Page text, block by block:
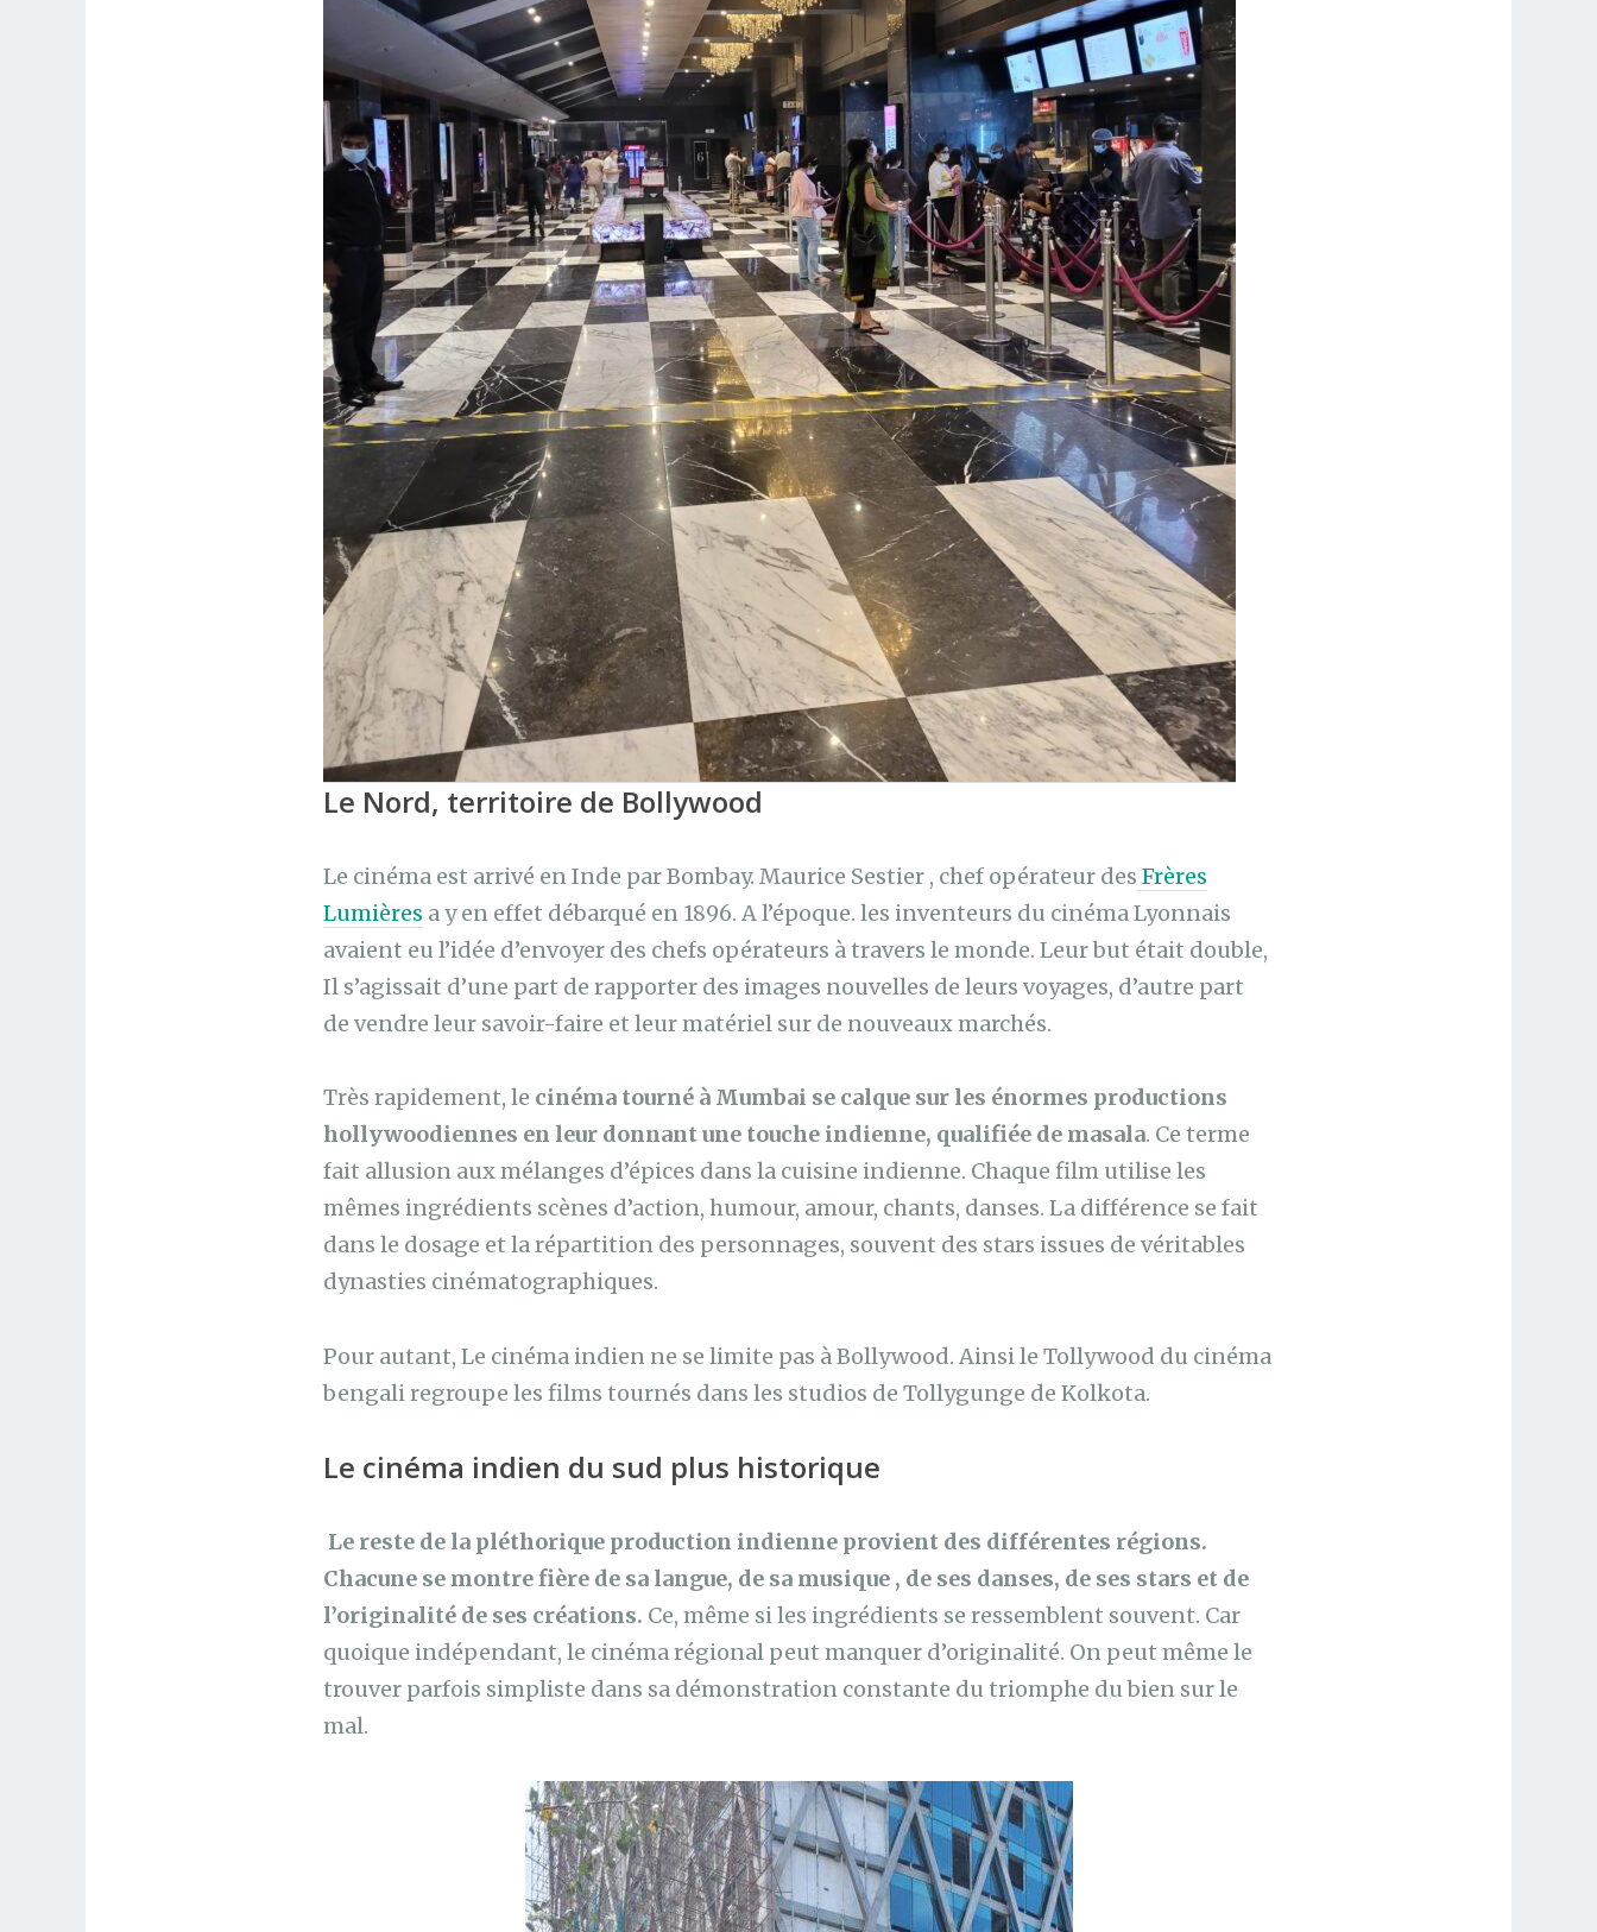
Le Nord, territoire de Bollywood
Le cinéma est arrivé en Inde par Bombay. Maurice Sestier , chef opérateur des Frères
Lumières a y en effet débarqué en 1896. A l’époque. les inventeurs du cinéma Lyonnais
avaient eu l’idée d’envoyer des chefs opérateurs à travers le monde. Leur but était double,
Il s’agissait d’une part de rapporter des images nouvelles de leurs voyages, d’autre part
de vendre leur savoir-faire et leur matériel sur de nouveaux marchés.
Très rapidement, le cinéma tourné à Mumbai se calque sur les énormes productions
hollywoodiennes en leur donnant une touche indienne, qualifiée de masala. Ce terme
fait allusion aux mélanges d’épices dans la cuisine indienne. Chaque film utilise les
mêmes ingrédients scènes d’action, humour, amour, chants, danses. La différence se fait
dans le dosage et la répartition des personnages, souvent des stars issues de véritables
dynasties cinématographiques.
Pour autant, Le cinéma indien ne se limite pas à Bollywood. Ainsi le Tollywood du cinéma
bengali regroupe les films tournés dans les studios de Tollygunge de Kolkota.
Le cinéma indien du sud plus historique
Le reste de la pléthorique production indienne provient des différentes régions.
Chacune se montre fière de sa langue, de sa musique , de ses danses, de ses stars et de
l’originalité de ses créations. Ce, même si les ingrédients se ressemblent souvent. Car
quoique indépendant, le cinéma régional peut manquer d’originalité. On peut même le
trouver parfois simpliste dans sa démonstration constante du triomphe du bien sur le
mal.